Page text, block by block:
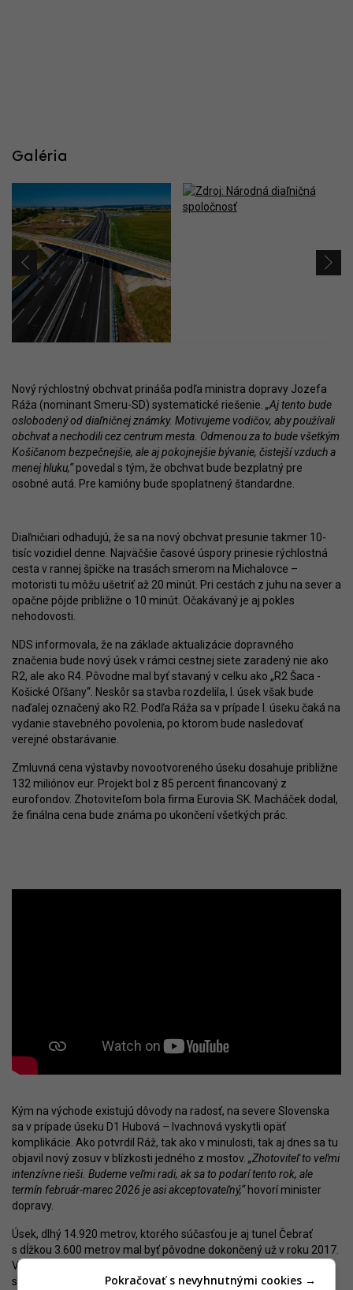
Galéria
Nový rýchlostný obchvat prináša podľa ministra dopravy Jozefa
Ráža (nominant Smeru-SD) systematické riešenie. „Aj tento bude
oslobodený od diaľničnej známky. Motivujeme vodičov, aby používali
obchvat a nechodili cez centrum mesta. Odmenou za to bude všetkým
Košičanom bezpečnejšie, ale aj pokojnejšie bývanie, čistejší vzduch a
menej hluku,“povedal s tým, že obchvat bude bezplatný pre
osobné autá. Pre kamióny bude spoplatnený štandardne.
Diaľničiari odhadujú, že sa na nový obchvat presunie takmer 10-
tisíc vozidiel denne. Najväčšie časové úspory prinesie rýchlostná
cesta v rannej špičke na trasách smerom na Michalovce –
motoristi tu môžu ušetriť až 20 minút. Pri cestách z juhu na sever a
opačne pôjde približne o 10 minút. Očakávaný je aj pokles
nehodovosti.
NDS informovala, že na základe aktualizácie dopravného
značenia bude nový úsek v rámci cestnej siete zaradený nie ako
R2, ale ako R4. Pôvodne mal byť stavaný v celku ako „R2 Šaca -
Košické Oľšany“. Neskôr sa stavba rozdelila, I. úsek však bude
naďalej označený ako R2. Podľa Ráža sa v prípade I. úseku čaká na
vydanie stavebného povolenia, po ktorom bude nasledovať
verejné obstarávanie.
Zmluvná cena výstavby novootvoreného úseku dosahuje približne
132 miliónov eur. Projekt bol z 85 percent financovaný z
eurofondov. Zhotoviteľom bola firma Eurovia SK. Macháček dodal,
že finálna cena bude známa po ukončení všetkých prác.
Kým na východe existujú dôvody na radosť, na severe Slovenska
sa v prípade úseku D1 Hubová – Ivachnová vyskytli opäť
komplikácie. Ako potvrdil Ráž, tak ako v minulosti, tak aj dnes sa tu
objavil nový zosuv v blízkosti jedného z mostov. „Zhotoviteľ to veľmi
intenzívne rieši. Budeme veľmi radi, ak sa to podarí tento rok, ale
termín február-marec 2026 je asi akceptovateľný,“hovorí minister
dopravy.
Úsek, dlhý 14.920 metrov, ktorého súčasťou je aj tunel Čebrať
s dĺžkou 3.600 metrov mal byť pôvodne dokončený už v roku 2017.
Výstavba sa začala v roku 2013. Kvôli zosuvom sa však muselo
stavebné riešenie upravovať, čo nakoniec viedlo k posunom
Pokračovať s nevyhnutnými cookies →